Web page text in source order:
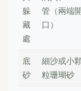
躲
藏
處
管（兩端
口）
底
砂
細沙或小
粒珊瑚砂